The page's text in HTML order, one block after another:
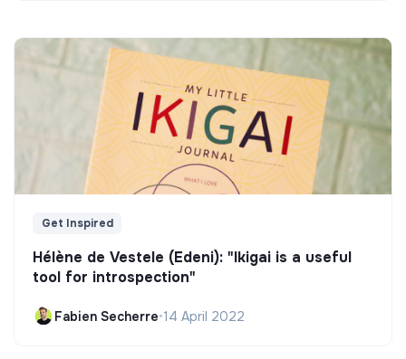
Get Inspired
Hélène de Vestele (Edeni): "Ikigai is a useful
tool for introspection"
Fabien Secherre•14 April 2022